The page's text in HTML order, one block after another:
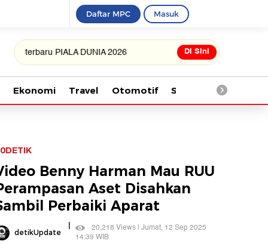
Daftar MPC Masuk
PIALA DUNIA 2026 Di Sini
Ekonomi Travel Otomotif Saintek
Benny Harman Mau RUU
Aset Disahkan
Perbaiki Aparat
detikUpdate |
20,218 Views | Jumat, 12 Sep 2025
14:39 WIB